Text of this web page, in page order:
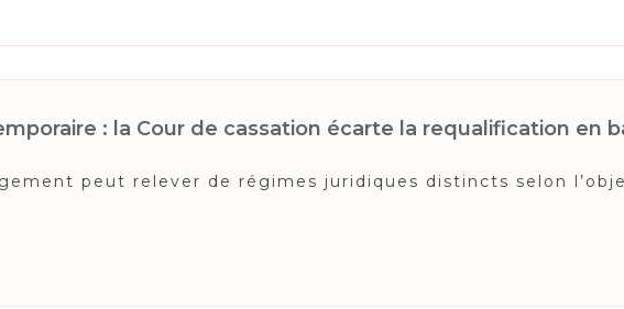
: la Cour de cassation écarte la requalification en
peut relever de régimes juridiques distincts selon